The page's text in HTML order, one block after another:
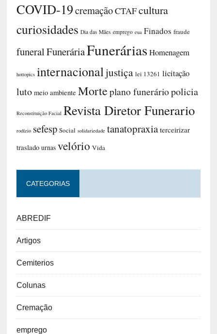
COVID-19cremaçãoCTAFcultura
curiosidades Dia das Mães emprego eua Finados fraude
funeralFuneráriaFuneráriasHomenagem
hottopics internacionaljustiça lei 13261 licitação
luto meio ambiente Morteplano funeráriopolicia
Reconstituição Facial Revista Diretor Funerario
rodízio sefesp Social solidariedade tanatopraxia terceirizar
traslado urnas velório Vida
CATEGORIAS
ABREDIF
Artigos
Cemiterios
Colunas
Cremação
emprego